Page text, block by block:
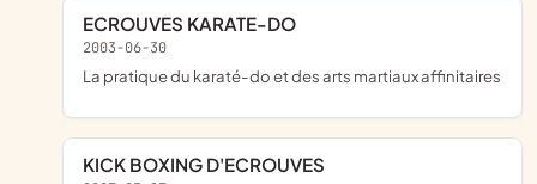
ECROUVES KARATE-DO
2003-06-30
la pratique du karaté-do et des arts martiaux affinitaires
KICK BOXING D'ECROUVES